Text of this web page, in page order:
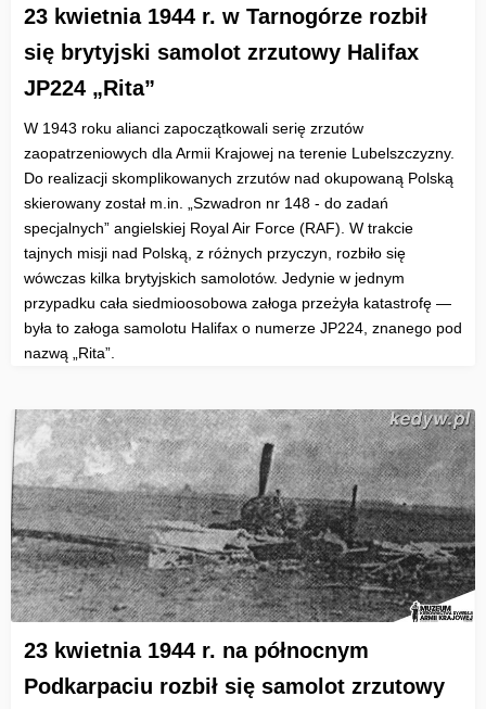
23 kwietnia 1944 r. w Tarnogórze rozbił
się brytyjski samolot zrzutowy Halifax
JP224 „Rita”
W 1943 roku alianci zapoczątkowali serię zrzutów
zaopatrzeniowych dla Armii Krajowej na terenie Lubelszczyzny.
Do realizacji skomplikowanych zrzutów nad okupowaną Polską
skierowany został m.in. „Szwadron nr 148 - do zadań
specjalnych” angielskiej Royal Air Force (RAF). W trakcie
tajnych misji nad Polską, z różnych przyczyn, rozbiło się
wówczas kilka brytyjskich samolotów. Jedynie w jednym
przypadku cała siedmioosobowa załoga przeżyła katastrofę —
była to załoga samolotu Halifax o numerze JP224, znanego pod
nazwą „Rita”.
23 kwietnia 1944 r. na północnym
Podkarpaciu rozbił się samolot zrzutowy